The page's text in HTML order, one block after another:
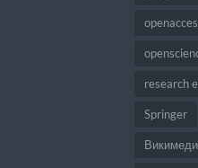
research
Springer